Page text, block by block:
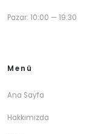
Pazar: 10:00 — 19:30
Menü
Ana Sayfa
Hakkımızda